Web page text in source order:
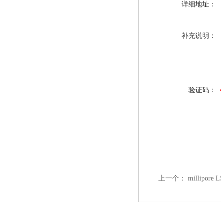
详细地址：
补充说明：
验证码：
上一个： millipore